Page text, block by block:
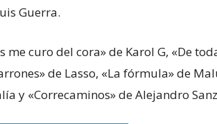
Guerra.
curo del cora» de Karol G, «De
de Lasso, «La fórmula» de
y «Correcaminos» de Alejandro